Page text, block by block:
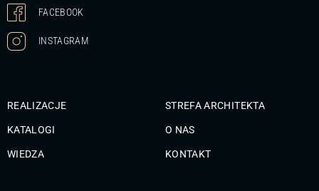
FACEBOOK
INSTAGRAM
REALIZACJE
KATALOGI
WIEDZA
STREFA ARCHITEKTA
O NAS
KONTAKT